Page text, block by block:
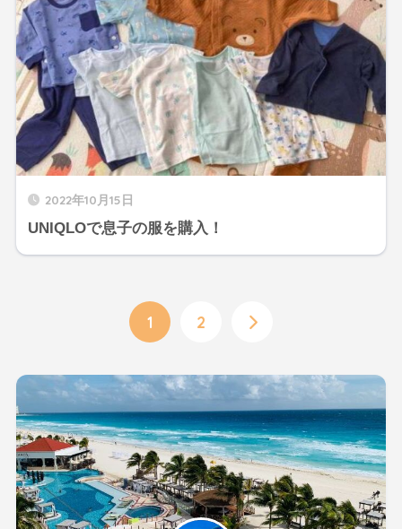
2022年10月15日
UNIQLOで息子の服を購入！
1 2